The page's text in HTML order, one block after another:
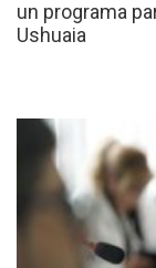
un programa
Ushuaia